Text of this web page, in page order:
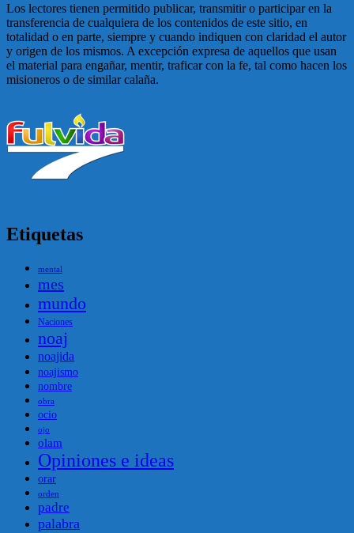
Los lectores tienen permitido publicar, transmitir o participar en la
transferencia de cualquiera de los contenidos de este sitio, en
totalidad o en parte, siempre y cuando indiquen con claridad el autor
y origen de los mismos. A excepción expresa de aquellos que usan
el material para engañar, mentir, traficar con la fe, tal como hacen los
misioneros o de similar calaña.
Etiquetas
mental
mes
mundo
Naciones
noaj
noajida
noajismo
nombre
obra
ocio
ojo
olam
Opiniones e ideas
orar
orden
padre
palabra